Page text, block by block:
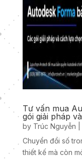
Tư vấn mua
gói giải pháp
by Trúc Nguyễn
Chuyển đổi số
thiết kế mà còn